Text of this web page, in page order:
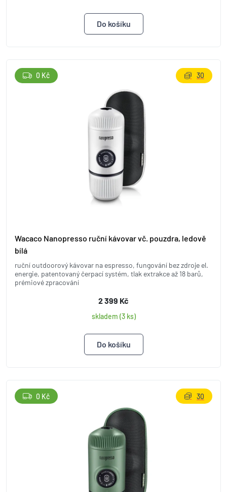
Wacaco Nanopresso ruční kávovar vč. pouzdra, ledově
bílá
ruční outdoorový kávovar na espresso, fungování bez zdroje el.
energie, patentovaný čerpací systém, tlak extrakce až 18 barů,
prémiové zpracování
2 399 Kč
skladem (3 ks)
0 Kč 30
0 Kč 30